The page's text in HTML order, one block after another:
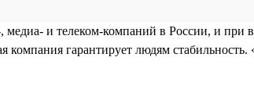
и телеком-компаний в России, и при
гарантирует людям